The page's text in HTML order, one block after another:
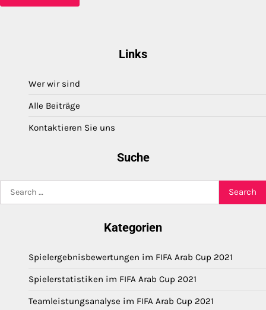
Links
Wer wir sind
Alle Beiträge
Kontaktieren Sie uns
Suche
Search
for:
Kategorien
Spielergebnisbewertungen im FIFA Arab Cup 2021
Spielerstatistiken im FIFA Arab Cup 2021
Teamleistungsanalyse im FIFA Arab Cup 2021